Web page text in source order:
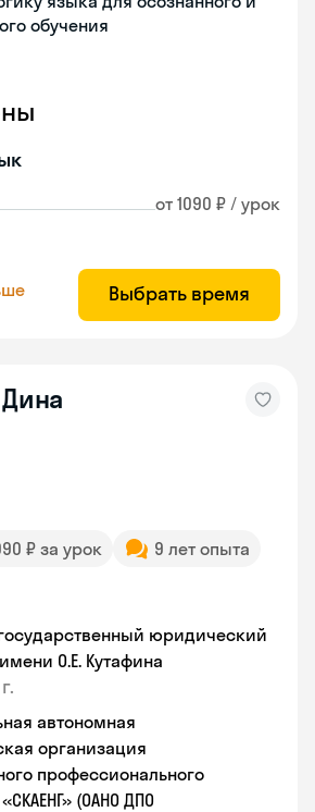
обучения
от 1090 ₽ / урок
Выбрать время
Дина
₽ за урок
9 лет опыта
юридический
О.Е. Кутафина
автономная
организация
профессионального
(ОАНО ДПО